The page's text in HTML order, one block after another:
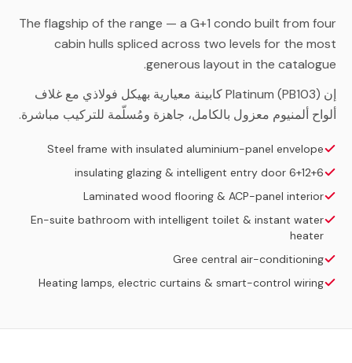
The flagship of the range — a G+1 condo built from four
cabin hulls spliced across two levels for the most
generous layout in the catalogue.
إن Platinum (PB103) كابينة معيارية بهيكل فولاذي مع غلاف
ألواح ألمنيوم معزول بالكامل، جاهزة ومُسلّمة للتركيب مباشرة.
Steel frame with insulated aluminium-panel envelope
6+12+6 insulating glazing & intelligent entry door
Laminated wood flooring & ACP-panel interior
En-suite bathroom with intelligent toilet & instant water
heater
Gree central air-conditioning
Heating lamps, electric curtains & smart-control wiring